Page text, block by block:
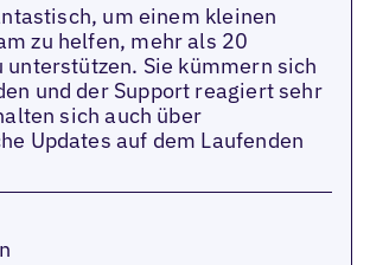
um einem kleinen
zu helfen, mehr als 20
unterstützen. Sie kümmern sich
und der Support reagiert sehr
sich auch über
Updates auf dem Laufenden